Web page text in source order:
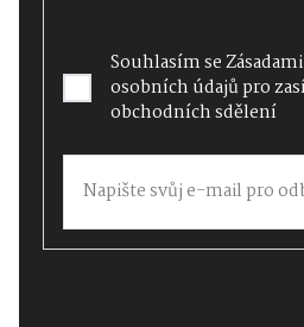
Souhlasím se
osobních údajůpro
obchodních sdělení